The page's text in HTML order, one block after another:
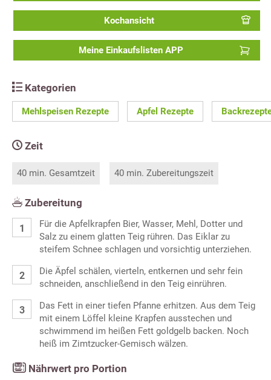
Kochansicht
Meine Einkaufslisten APP
Kategorien
Mehlspeisen Rezepte Apfel Rezepte
Zeit
40 min. Gesamtzeit 40 min. Zubereitungszeit
Zubereitung
Für die Apfelkrapfen Bier, Wasser, Mehl, Dotter und
Salz zu einem glatten Teig rühren. Das Eiklar zu
steifem Schnee schlagen und vorsichtig unterziehen.
Die Äpfel schälen, vierteln, entkernen und sehr fein
schneiden, anschließend in den Teig einrühren.
Das Fett in einer tiefen Pfanne erhitzen. Aus dem Teig
mit einem Löffel kleine Krapfen ausstechen und
schwimmend im heißen Fett goldgelb backen. Noch
heiß im Zimtzucker-Gemisch wälzen.
Nährwert pro Portion